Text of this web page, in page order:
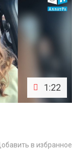
1:22
в избранное